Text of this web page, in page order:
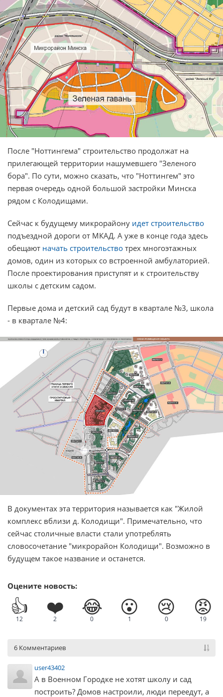
После "Ноттингема" строительство продолжат на
прилегающей территории нашумевшего "Зеленого
бора". По сути, можно сказать, что "Ноттингем" это
первая очередь одной большой застройки Минска
рядом с Колодищами.
Сейчас к будущему микрорайону идет строительство
подъездной дороги от МКАД. А уже в конце года здесь
обещают начать строительство трех многоэтажных
домов, один из которых со встроенной амбулаторией.
После проектирования приступят и к строительству
школы с детским садом.
Первые дома и детский сад будут в квартале №3, школа
- в квартале №4:
В документах эта территория называется как "Жилой
комплекс вблизи д. Колодищи". Примечательно, что
сейчас столичные власти стали употреблять
словосочетание "микрорайон Колодищи". Возможно в
будущем такое название и останется.
Оцените новость:
👍
12
❤️
2
😂
0
😮
1
😢
0
😡
19
6 Комментариев
user43402
А в Военном Городке не хотят школу и сад
построить? Домов настроили, люди переедут, а